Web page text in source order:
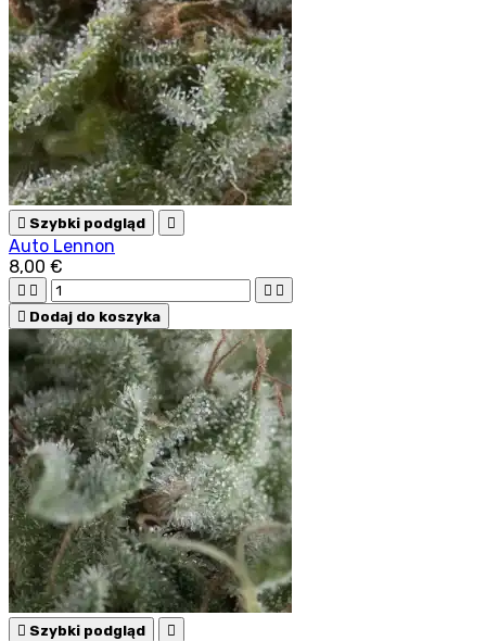
 Szybki podgląd 
Auto Lennon
8,00 €
   
 Dodaj do koszyka
 Szybki podgląd 